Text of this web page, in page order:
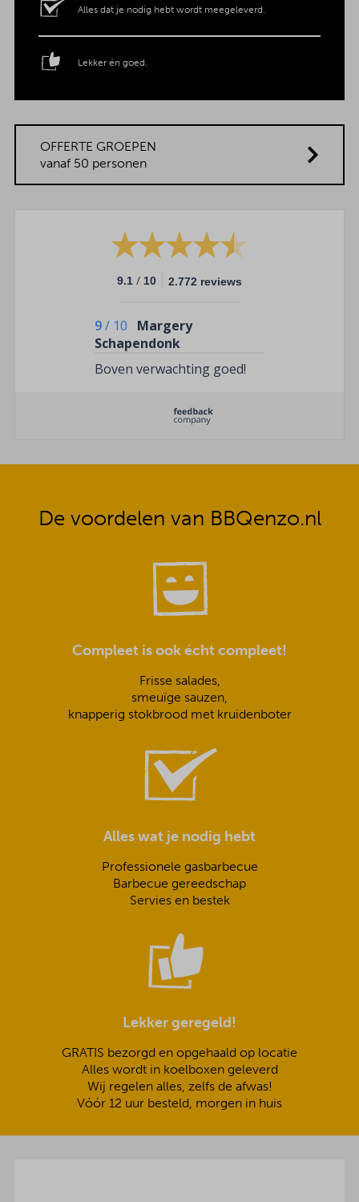
Alles dat je nodig hebt wordt meegeleverd.
Lekker én goed.
OFFERTE GROEPEN
vanaf 50 personen
9.1 / 10 2.772 reviews
9/ 10
Margery
Schapendonk
Boven verwachting goed!
De voordelen van BBQenzo.nl
Compleet is ook écht compleet!
Frisse salades,
smeuïge sauzen,
knapperig stokbrood met kruidenboter
Alles wat je nodig hebt
Professionele gasbarbecue
Barbecue gereedschap
Servies en bestek
Lekker geregeld!
GRATIS bezorgd en opgehaald op locatie
Alles wordt in koelboxen geleverd
Wij regelen alles, zelfs de afwas!
Vóór 12 uur besteld, morgen in huis